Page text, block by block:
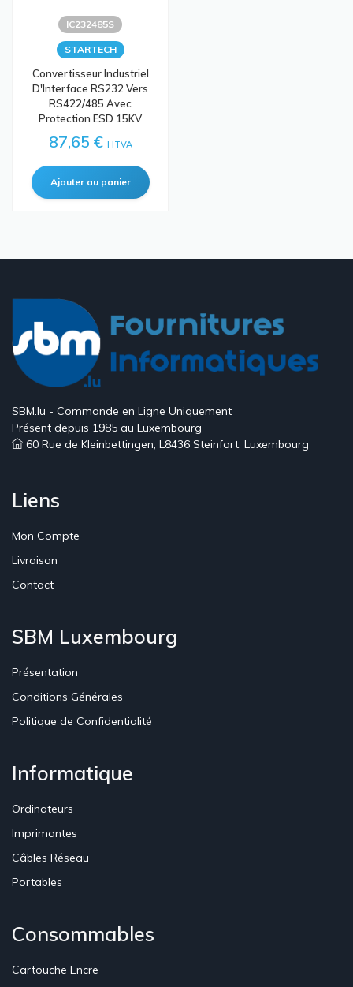
IC232485S
STARTECH
Convertisseur Industriel
D'Interface RS232 Vers
RS422/485 Avec
Protection ESD 15KV
87,65 € HTVA
SBM.lu - Commande en Ligne Uniquement
Présent depuis 1985 au Luxembourg
60 Rue de Kleinbettingen, L8436 Steinfort, Luxembourg
Liens
Mon Compte
Livraison
Contact
SBM Luxembourg
Présentation
Conditions Générales
Politique de Confidentialité
Informatique
Ordinateurs
Imprimantes
Câbles Réseau
Portables
Consommables
Cartouche Encre